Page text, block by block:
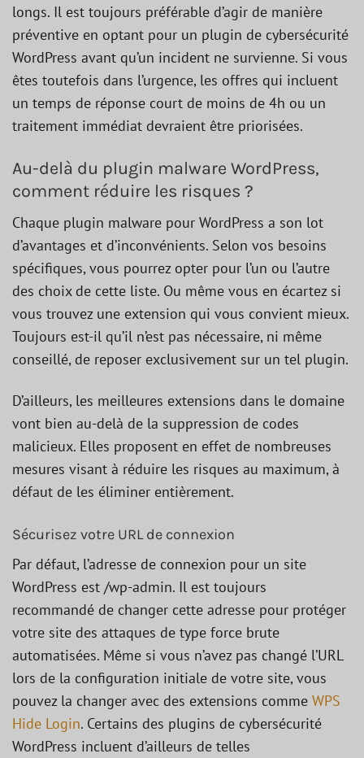
longs. Il est toujours préférable d’agir de manière
préventive en optant pour un plugin de cybersécurité
WordPress avant qu’un incident ne survienne. Si vous
êtes toutefois dans l’urgence, les offres qui incluent
un temps de réponse court de moins de 4h ou un
traitement immédiat devraient être priorisées.
Au-delà du plugin malware WordPress,
comment réduire les risques ?
Chaque plugin malware pour WordPress a son lot
d’avantages et d’inconvénients. Selon vos besoins
spécifiques, vous pourrez opter pour l’un ou l’autre
des choix de cette liste. Ou même vous en écartez si
vous trouvez une extension qui vous convient mieux.
Toujours est-il qu’il n’est pas nécessaire, ni même
conseillé, de reposer exclusivement sur un tel plugin.
D’ailleurs, les meilleures extensions dans le domaine
vont bien au-delà de la suppression de codes
malicieux. Elles proposent en effet de nombreuses
mesures visant à réduire les risques au maximum, à
défaut de les éliminer entièrement.
Sécurisez votre URL de connexion
Par défaut, l’adresse de connexion pour un site
WordPress est /wp-admin. Il est toujours
recommandé de changer cette adresse pour protéger
votre site des attaques de type force brute
automatisées. Même si vous n’avez pas changé l’URL
lors de la configuration initiale de votre site, vous
pouvez la changer avec des extensions comme WPS
Hide Login. Certains des plugins de cybersécurité
WordPress incluent d’ailleurs de telles